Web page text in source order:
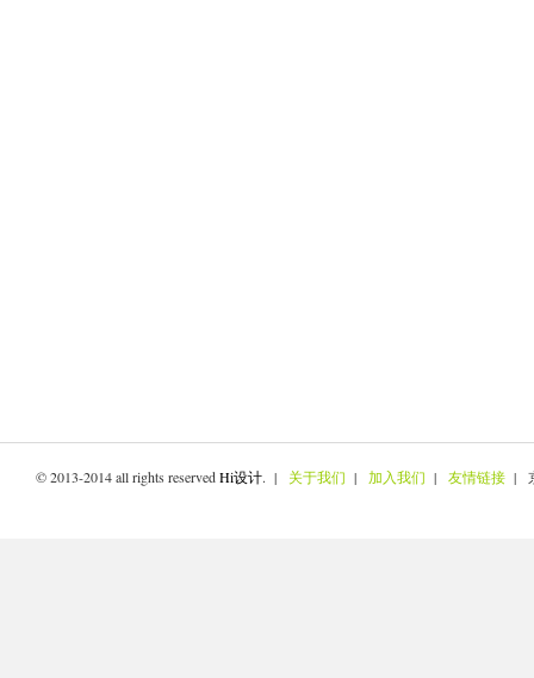
© 2013-2014 all rights reservedHi设计. | 关于我们 | 加入我们 | 友情链接 |